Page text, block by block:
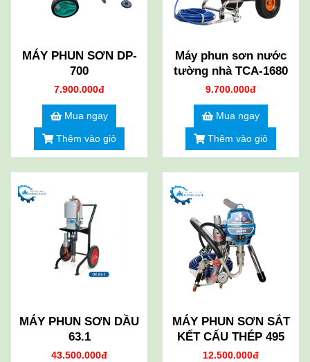
MÁY PHUN SƠN DP-
700
7.900.000đ
Mua ngay
Thêm vào giỏ
Máy phun sơn nước
tường nhà TCA-1680
9.700.000đ
Mua ngay
Thêm vào giỏ
MÁY PHUN SƠN DẦU
63.1
43.500.000đ
MÁY PHUN SƠN SẮT
KẾT CẤU THÉP 495
12.500.000đ